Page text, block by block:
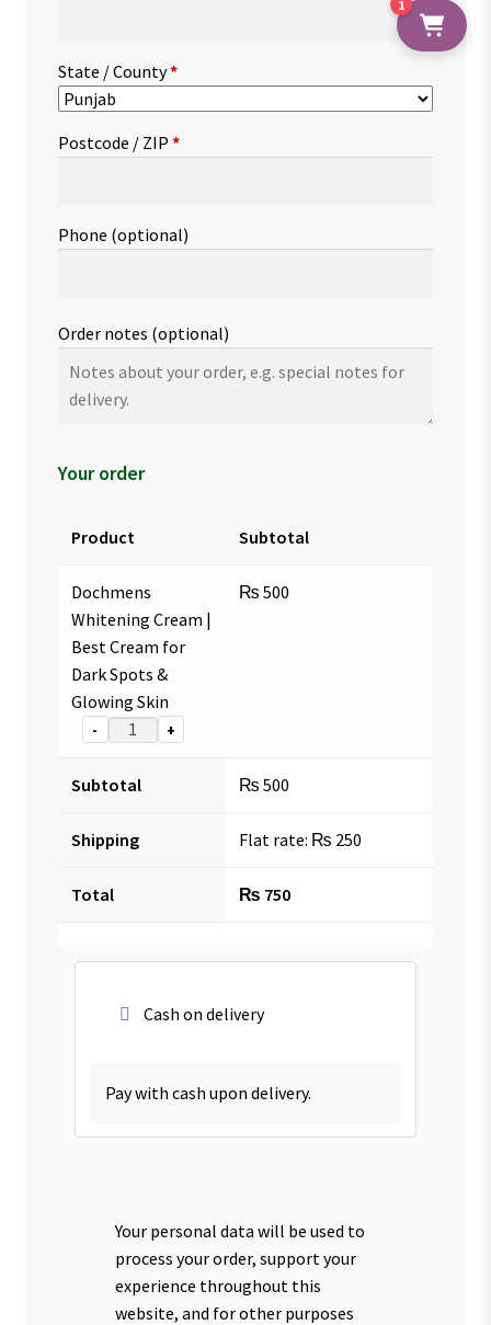
State / County*
Postcode / ZIP *
Phone (optional)
Order notes (optional)
Your order
Product Subtotal
Dochmens
Whitening Cream |
Best Cream for
Dark Spots &
Glowing Skin
- +
₨ 500
Subtotal ₨ 500
Shipping Flat rate: ₨ 250
Total ₨ 750
Cash on delivery
Pay with cash upon delivery.
Your personal data will be used to
process your order, support your
experience throughout this
website, and for other purposes
1